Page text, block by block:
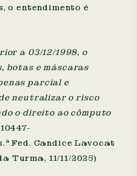
o entendimento é
a 03/12/1998, o
botas e máscaras
parcial e
neutralizar o risco
o direito ao cômputo
Fed. Candice Lavocat
Turma, 11/11/2025)